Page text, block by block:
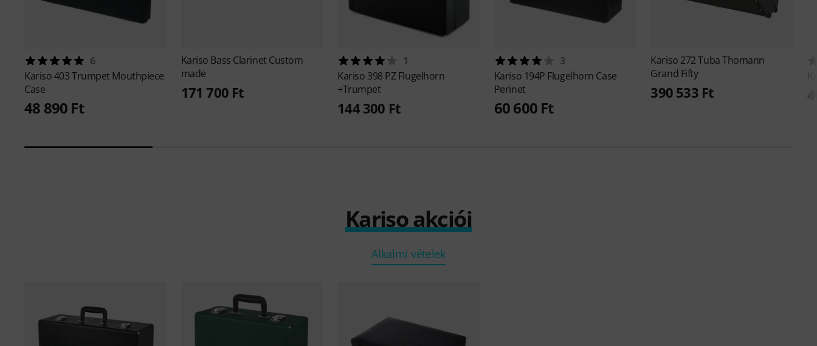
6
Kariso403 Trumpet Mouthpiece
Case
48 890 Ft
Kariso Bass Clarinet Custom
made
171 700 Ft
1
Kariso 398 PZ Flugelhorn
+Trumpet
144 300 Ft
3
Kariso 194P Flugelhorn Case
Perinet
60 600 Ft
Kariso 272 Tuba Thomann
Grand Fifty
390 533 Ft
Kariso akciói
Alkalmi vételek